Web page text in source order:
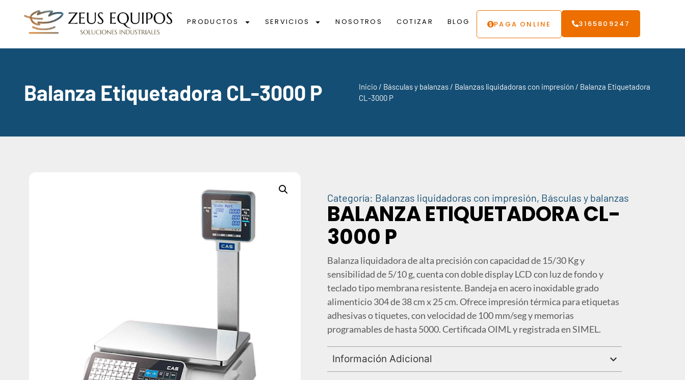
PRODUCTOS SERVICIOS NOSOTROS COTIZAR BLOG PAGA ONLINE 3165809247
Balanza Etiquetadora CL-3000 P Inicio / Básculas y balanzas / Balanzas liquidadoras con impresión / Balanza Etiquetadora
CL-3000 P
Categoría: Balanzas liquidadoras con impresión, Básculas y balanzas
BALANZA ETIQUETADORA CL-
3000 P
Balanza liquidadora de alta precisión con capacidad de 15/30 Kg y
sensibilidad de 5/10 g, cuenta con doble display LCD con luz de fondo y
teclado tipo membrana resistente. Bandeja en acero inoxidable grado
alimenticio 304 de 38 cm x 25 cm. Ofrece impresión térmica para etiquetas
adhesivas o tiquetes, con velocidad de 100 mm/seg y memorias
programables de hasta 5000. Certificada OIML y registrada en SIMEL.
Información Adicional